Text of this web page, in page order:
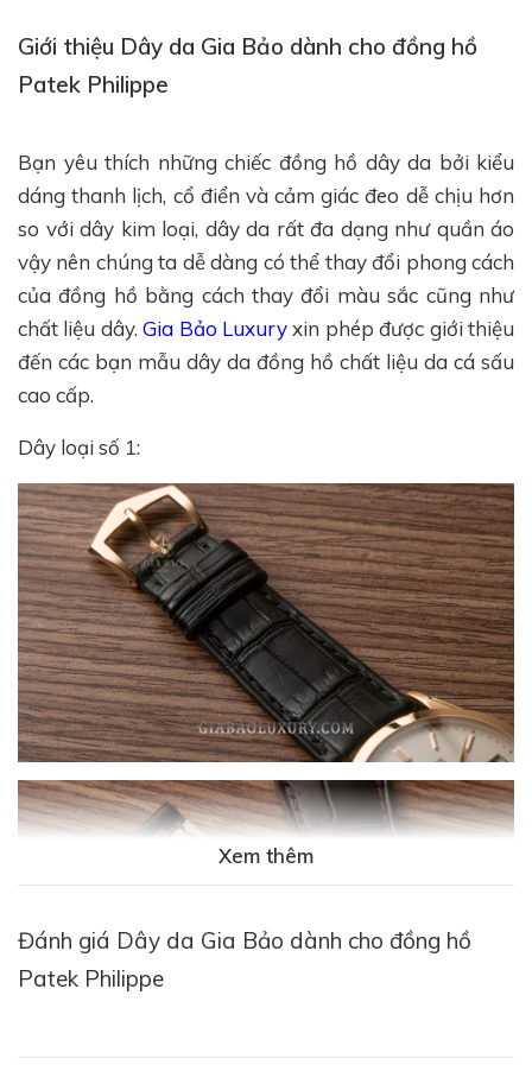
Giới thiệu Dây da Gia Bảo dành cho đồng hồ
Patek Philippe
Bạn yêu thích những chiếc đồng hồ dây da bởi kiểu
dáng thanh lịch, cổ điển và cảm giác đeo dễ chịu hơn
so với dây kim loại, dây da rất đa dạng như quần áo
vậy nên chúng ta dễ dàng có thể thay đổi phong cách
của đồng hồ bằng cách thay đổi màu sắc cũng như
chất liệu dây.Gia Bảo Luxuryxin phép được giới thiệu
đến các bạn mẫu dây da đồng hồ chất liệu da cá sấu
cao cấp.
Dây loại số 1:
Xem thêm
Đánh giá Dây da Gia Bảo dành cho đồng hồ
Patek Philippe